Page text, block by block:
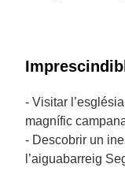
- Visitar
magnífic
- Descobrir un
l’aiguabarreig